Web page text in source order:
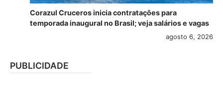
Corazul Cruceros inicia contratações para
temporada inaugural no Brasil; veja salários e vagas
agosto 6, 2026
PUBLICIDADE